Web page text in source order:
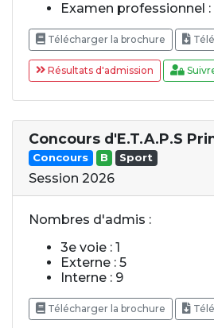
Examen professionnel :
Télécharger la brochure
Résultats d'admission
Concours d'E.T.A.P.S
Concours B Sport
Session 2026
Nombres d'admis :
3e voie : 1
Externe : 5
Interne : 9
Télécharger la brochure